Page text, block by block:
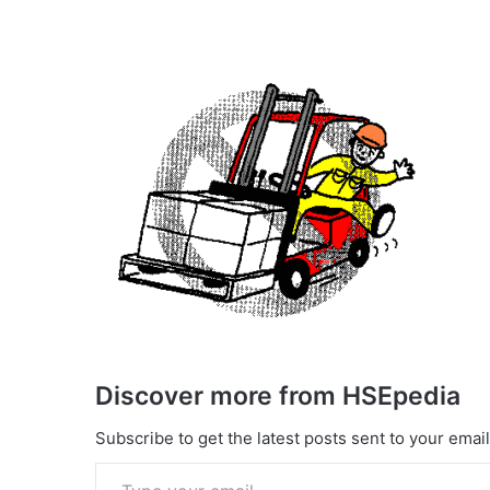
Discover more from HSEpedia
Subscribe to get the latest posts sent to your
Type your email…